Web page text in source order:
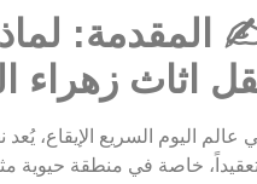
المقدمة:
اثاث زهراء
عالم اليوم السريع الإيقاع، يُعد
خاصة في منطقة حيوية